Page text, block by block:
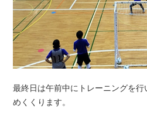
最終日は午前中にトレーニングを
めくくります。